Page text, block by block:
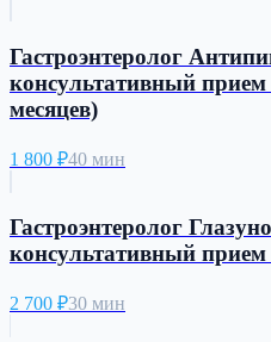
Гастроэнтеролог
консультативный
месяцев)
1 800 ₽40 мин
Гастроэнтеролог
консультативный
2 700 ₽30 мин